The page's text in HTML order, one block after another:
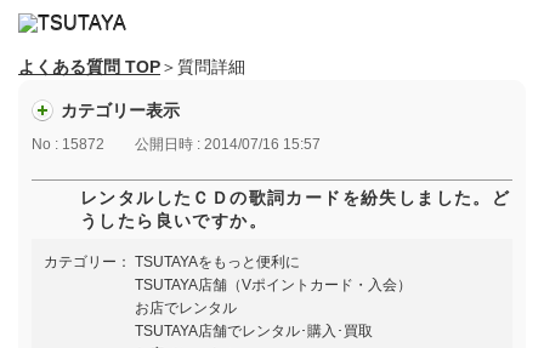
よくある質問 TOP＞質問詳細
カテゴリー表示
No : 15872 公開日時 : 2014/07/16 15:57
レンタルしたＣＤの歌詞カードを紛失しました。ど
うしたら良いですか。
カテゴリー： TSUTAYAをもっと便利に
TSUTAYA店舗（Vポイントカード・入会）
お店でレンタル
TSUTAYA店舗でレンタル･購入･買取